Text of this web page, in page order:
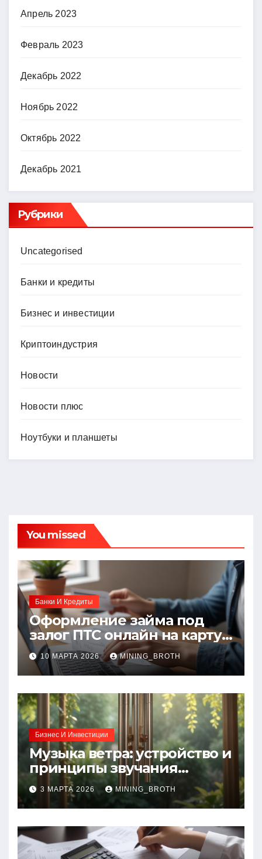
Апрель 2023
Февраль 2023
Декабрь 2022
Ноябрь 2022
Октябрь 2022
Декабрь 2021
Рубрики
Uncategorised
Банки и кредиты
Бизнес и инвестиции
Криптоиндустрия
Новости
Новости плюс
Ноутбуки и планшеты
You missed
Банки И Кредиты
Оформление займа под
залог ПТС онлайн на карту
без визита в офис: порядок,
требования и документы
10 МАРТА 2026 MINING_BROTH
Бизнес И Инвестиции
Музыка ветра: устройство и
принципы звучания
колокольчиков
3 МАРТА 2026 MINING_BROTH